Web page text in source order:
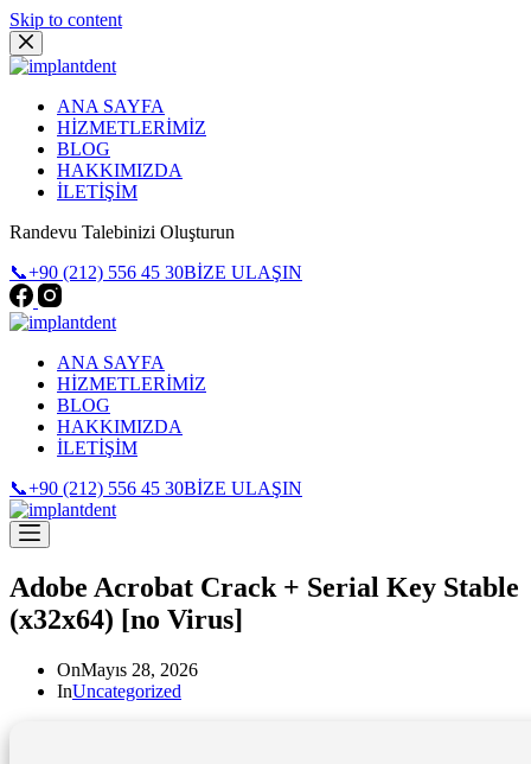
Skip to content
ANA SAYFA
HİZMETLERİMİZ
BLOG
HAKKIMIZDA
İLETİŞİM
Randevu Talebinizi Oluşturun
📞+90 (212) 556 45 30BİZE ULAŞIN
ANA SAYFA
HİZMETLERİMİZ
BLOG
HAKKIMIZDA
İLETİŞİM
📞+90 (212) 556 45 30BİZE ULAŞIN
Adobe Acrobat Crack + Serial Key Stable
(x32x64) [no Virus]
OnMayıs 28, 2026
InUncategorized